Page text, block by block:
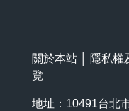
關於本站 隱私權
覽
地址：10491台北